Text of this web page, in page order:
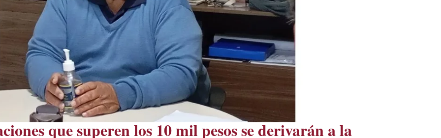
que superen los 10 mil pesos se derivarán a la